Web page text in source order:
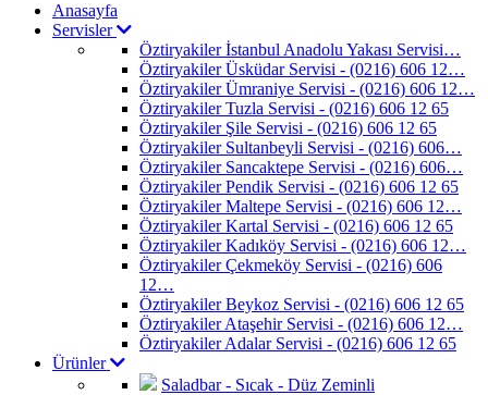
Anasayfa
Servisler
Öztiryakiler İstanbul Anadolu Yakası Servisi…
Öztiryakiler Üsküdar Servisi - (0216) 606 12…
Öztiryakiler Ümraniye Servisi - (0216) 606 12…
Öztiryakiler Tuzla Servisi - (0216) 606 12 65
Öztiryakiler Şile Servisi - (0216) 606 12 65
Öztiryakiler Sultanbeyli Servisi - (0216) 606…
Öztiryakiler Sancaktepe Servisi - (0216) 606…
Öztiryakiler Pendik Servisi - (0216) 606 12 65
Öztiryakiler Maltepe Servisi - (0216) 606 12…
Öztiryakiler Kartal Servisi - (0216) 606 12 65
Öztiryakiler Kadıköy Servisi - (0216) 606 12…
Öztiryakiler Çekmeköy Servisi - (0216) 606
12…
Öztiryakiler Beykoz Servisi - (0216) 606 12 65
Öztiryakiler Ataşehir Servisi - (0216) 606 12…
Öztiryakiler Adalar Servisi - (0216) 606 12 65
Ürünler
Saladbar - Sıcak - Düz Zeminli